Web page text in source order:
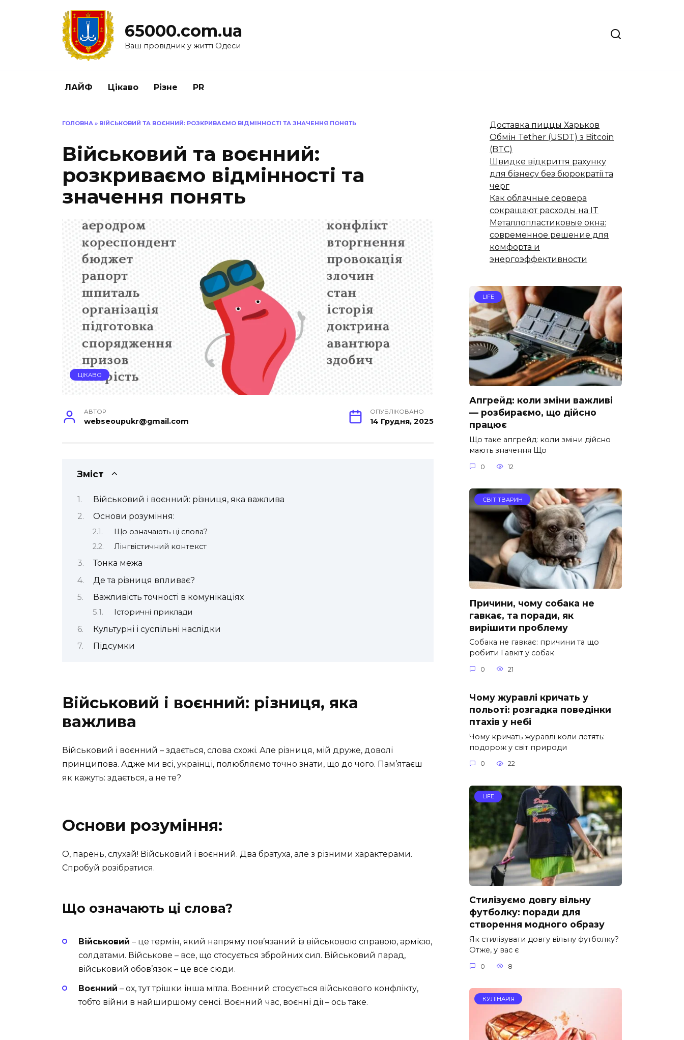
65000.com.ua
Ваш провідник у житті Одеси
ЛАЙФ Цікаво Різне PR
ГОЛОВНА » ВІЙСЬКОВИЙ ТА ВОЄННИЙ: РОЗКРИВАЄМО ВІДМІННОСТІ ТА ЗНАЧЕННЯ ПОНЯТЬ
Військовий та воєнний:
розкриваємо відмінності та
значення понять
ЦІКАВО
АВТОР
webseoupukr@gmail.com
ОПУБЛІКОВАНО
14 Грудня, 2025
Зміст
Військовий і воєнний: різниця, яка важлива
Основи розуміння:
Що означають ці слова?
Лінгвістичний контекст
Тонка межа
Де та різниця впливає?
Важливість точності в комунікаціях
Історичні приклади
Культурні і суспільні наслідки
Підсумки
Військовий і воєнний: різниця, яка
важлива
Військовий і воєнний – здається, слова схожі. Але різниця, мій друже, доволі
принципова. Адже ми всі, українці, полюбляємо точно знати, що до чого. Пам’ятаєш
як кажуть: здається, а не те?
Основи розуміння:
О, парень, слухай! Військовий і воєнний. Два братуха, але з різними характерами.
Спробуй розібратися.
Що означають ці слова?
Військовий – це термін, який напряму пов’язаний із військовою справою, армією,
солдатами. Військове – все, що стосується збройних сил. Військовий парад,
військовий обов’язок – це все сюди.
Воєнний – ох, тут трішки інша мітла. Воєнний стосується військового конфлікту,
тобто війни в найширшому сенсі. Воєнний час, воєнні дії – ось таке.
Доставка пиццы Харьков
Обмін Tether (USDT) з Bitcoin
(BTC)
Швидке відкриття рахунку
для бізнесу без бюрократії та
черг
Как облачные сервера
сокращают расходы на IT
Металлопластиковые окна:
современное решение для
комфорта и
энергоэффективности
LIFE
Апгрейд: коли зміни важливі
— розбираємо, що дійсно
працює
Що таке апгрейд: коли зміни дійсно
мають значення Що
0 12
СВІТ ТВАРИН
Причини, чому собака не
гавкає, та поради, як
вирішити проблему
Собака не гавкає: причини та що
робити Гавкіт у собак
0 21
Чому журавлі кричать у
польоті: розгадка поведінки
птахів у небі
Чому кричать журавлі коли летять:
подорож у світ природи
0 22
LIFE
Стилізуємо довгу вільну
футболку: поради для
створення модного образу
Як стилізувати довгу вільну футболку?
Отже, у вас є
0 8
КУЛІНАРІЯ